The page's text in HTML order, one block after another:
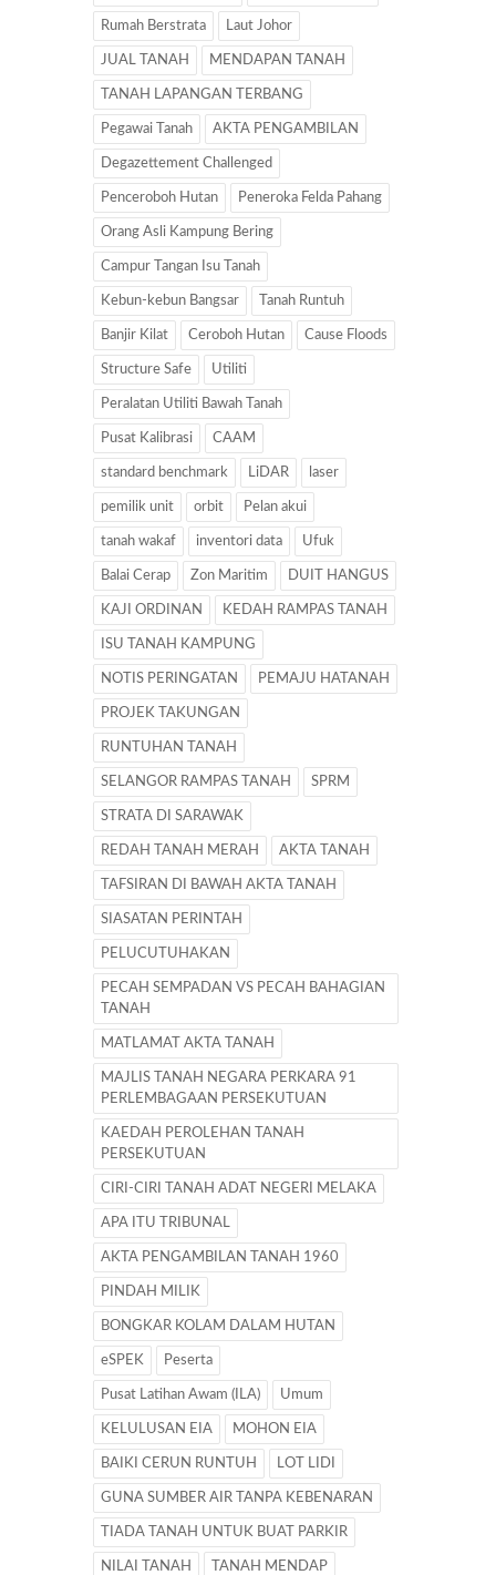
Rumah Berstrata Laut Johor
JUAL TANAH MENDAPAN TANAH
TANAH LAPANGAN TERBANG
Pegawai Tanah AKTA PENGAMBILAN
Degazettement Challenged
Penceroboh Hutan Peneroka Felda Pahang
Orang Asli Kampung Bering
Campur Tangan Isu Tanah
Kebun-kebun Bangsar Tanah Runtuh
Banjir Kilat Ceroboh Hutan Cause Floods
Structure Safe Utiliti
Peralatan Utiliti Bawah Tanah
Pusat Kalibrasi CAAM
standard benchmark LiDAR laser
pemilik unit orbit Pelan akui
tanah wakaf inventori data Ufuk
Balai Cerap Zon Maritim DUIT HANGUS
KAJI ORDINAN KEDAH RAMPAS TANAH
ISU TANAH KAMPUNG
NOTIS PERINGATAN PEMAJU HATANAH
PROJEK TAKUNGAN
RUNTUHAN TANAH
SELANGOR RAMPAS TANAH SPRM
STRATA DI SARAWAK
REDAH TANAH MERAH AKTA TANAH
TAFSIRAN DI BAWAH AKTA TANAH
SIASATAN PERINTAH
PELUCUTUHAKAN
PECAH SEMPADAN VS PECAH BAHAGIAN
TANAH
MATLAMAT AKTA TANAH
MAJLIS TANAH NEGARA PERKARA 91
PERLEMBAGAAN PERSEKUTUAN
KAEDAH PEROLEHAN TANAH
PERSEKUTUAN
CIRI-CIRI TANAH ADAT NEGERI MELAKA
APA ITU TRIBUNAL
AKTA PENGAMBILAN TANAH 1960
PINDAH MILIK
BONGKAR KOLAM DALAM HUTAN
eSPEK Peserta
Pusat Latihan Awam (ILA) Umum
KELULUSAN EIA MOHON EIA
BAIKI CERUN RUNTUH LOT LIDI
GUNA SUMBER AIR TANPA KEBENARAN
TIADA TANAH UNTUK BUAT PARKIR
NILAI TANAH TANAH MENDAP